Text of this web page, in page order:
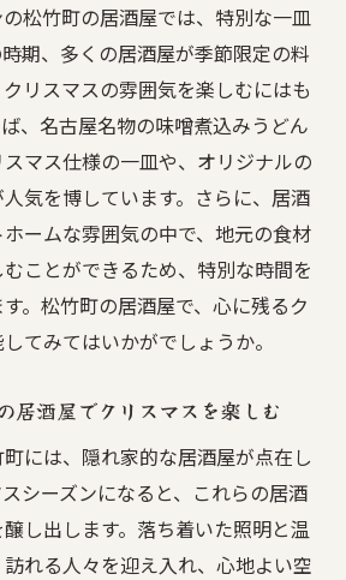
松竹町の居酒屋では、特別な一皿
期、多くの居酒屋が季節限定の料
リスマスの雰囲気を楽しむにはも
、名古屋名物の味噌煮込みうどん
マス仕様の一皿や、オリジナルの
気を博しています。さらに、居酒
ームな雰囲気の中で、地元の食材
ことができるため、特別な時間を
。松竹町の居酒屋で、心に残るク
てみてはいかがでしょうか。
居酒屋でクリスマスを楽しむ
には、隠れ家的な居酒屋が点在し
シーズンになると、これらの居酒
し出します。落ち着いた照明と温
れる人々を迎え入れ、心地よい空